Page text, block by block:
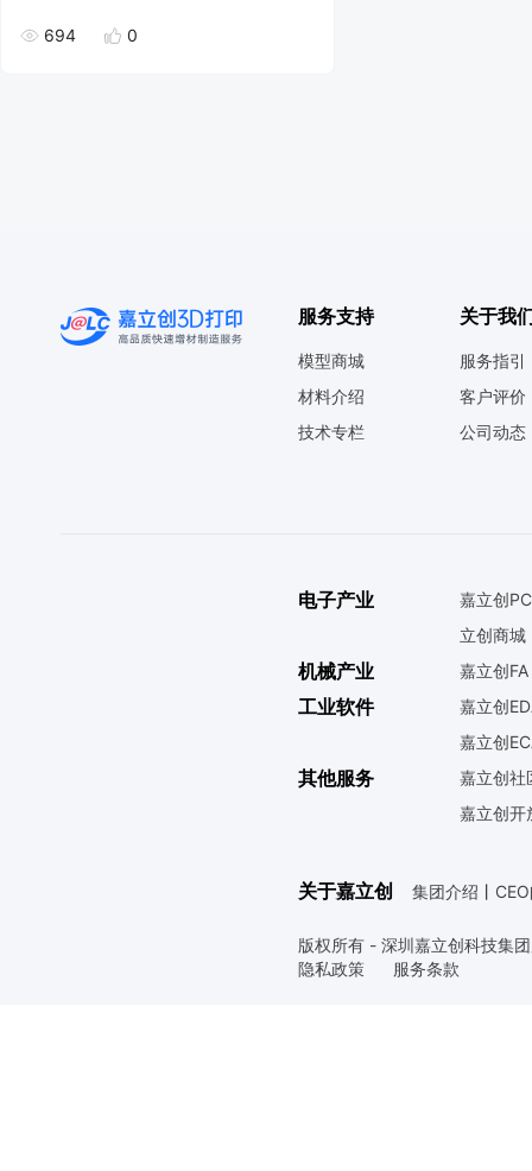
694 0
服务支持
模型商城
材料介绍
技术专栏
关于我
服务指引
客户评价
公司动态
电子产业
嘉立创
立创商城
机械产业 嘉立创FA
工业软件
嘉立创
嘉立创
其他服务
嘉立创社
嘉立创开
关于嘉立创 集团介绍 丨
版权所有 - 深圳嘉立创科技集
隐私政策
服务条款